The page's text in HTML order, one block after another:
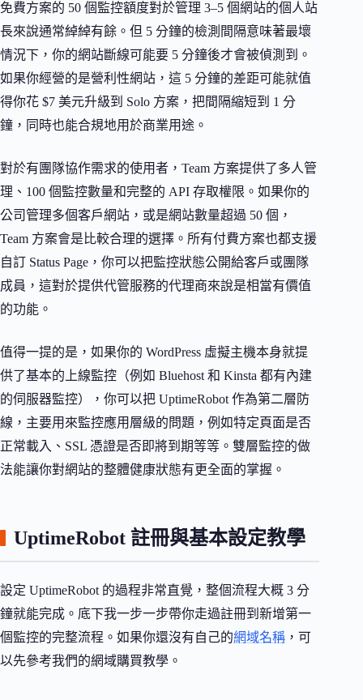
免費方案的 50 個監控額度對於管理 3–5 個網站的個人站
長來說通常綽綽有餘。但 5 分鐘的檢測間隔意味著最壞
情況下，你的網站斷線可能要 5 分鐘後才會被偵測到。
如果你經營的是營利性網站，這 5 分鐘的差距可能就值
得你花 $7 美元升級到 Solo 方案，把間隔縮短到 1 分
鐘，同時也能合規地用於商業用途。
對於有團隊協作需求的使用者，Team 方案提供了多人管
理、100 個監控數量和完整的 API 存取權限。如果你的
公司管理多個客戶網站，或是網站數量超過 50 個，
Team 方案會是比較合理的選擇。所有付費方案也都支援
自訂 Status Page，你可以把監控狀態公開給客戶或團隊
成員，這對於提供代管服務的代理商來說是相當有價值
的功能。
值得一提的是，如果你的 WordPress 虛擬主機本身就提
供了基本的上線監控（例如 Bluehost 和 Kinsta 都有內建
的伺服器監控），你可以把 UptimeRobot 作為第二層防
線，主要用來監控應用層級的問題，例如特定頁面是否
正常載入、SSL 憑證是否即將到期等等。雙層監控的做
法能讓你對網站的整體健康狀態有更全面的掌握。
UptimeRobot 註冊與基本設定教學
設定 UptimeRobot 的過程非常直覺，整個流程大概 3 分
鐘就能完成。底下我一步一步帶你走過註冊到新增第一
個監控的完整流程。如果你還沒有自己的網域名稱 ，可
以先參考我們的網域購買教學。